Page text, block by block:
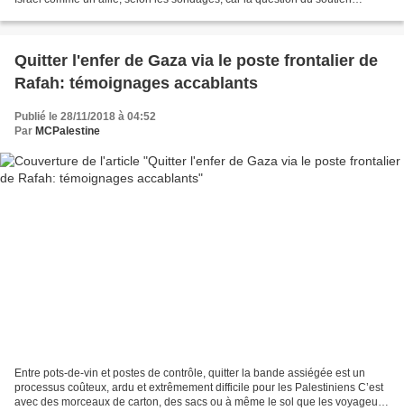
Quitter l'enfer de Gaza via le poste frontalier de
Rafah: témoignages accablants
Publié le 28/11/2018 à 04:52
Par MCPalestine
Entre pots-de-vin et postes de contrôle, quitter la bande assiégée est un
processus coûteux, ardu et extrêmement difficile pour les Palestiniens C’est
avec des morceaux de carton, des sacs ou à même le sol que les voyageurs